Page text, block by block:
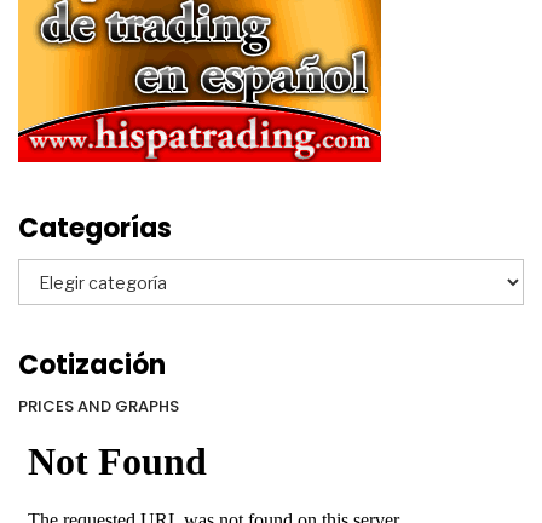
Categorías
Categorías
Cotización
PRICES AND GRAPHS